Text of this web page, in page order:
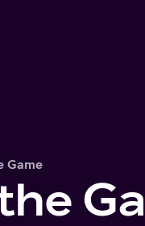
Game